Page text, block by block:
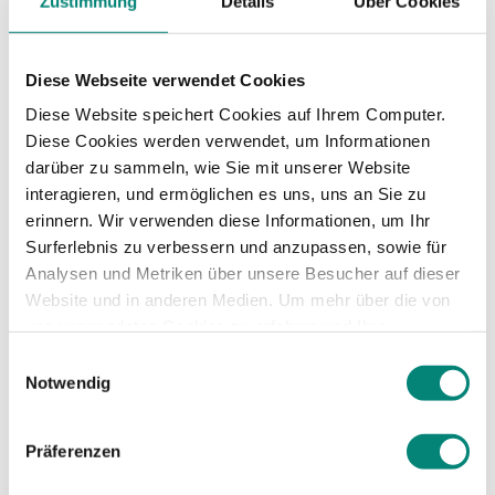
Diese Webseite verwendet Cookies
Diese Website speichert Cookies auf Ihrem Computer.
Diese Cookies werden verwendet, um Informationen
darüber zu sammeln, wie Sie mit unserer Website
interagieren, und ermöglichen es uns, uns an Sie zu
erinnern. Wir verwenden diese Informationen, um Ihr
Surferlebnis zu verbessern und anzupassen, sowie für
Analysen und Metriken über unsere Besucher auf dieser
Website und in anderen Medien. Um mehr über die von
Datenschutzerklärung
Notwendig
Präferenzen
mejorar el
bienestar
financiero de su
plantilla?
Lo más importante esfomentar una cultura
enseñanzas sobre mejores prácticas en la
gestión del dinero. Al igual que sucede conla
, la confianza en el dinero
nos anima a seguir desarrollando y evaluando